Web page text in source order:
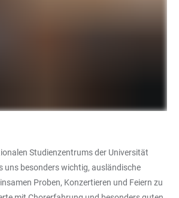
Studienzentrums der Universität
uns besonders wichtig, ausländische
Proben, Konzertieren und Feiern zu